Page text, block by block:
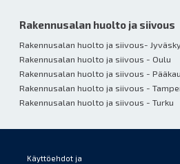
Rakennusalan huolto ja siivous
Rakennusalan huolto ja siivous-
Rakennusalan huolto ja siivous - Oulu
Rakennusalan huolto ja siivous -
Rakennusalan huolto ja siivous -
Rakennusalan huolto ja siivous - Turku
Käyttöehdot ja